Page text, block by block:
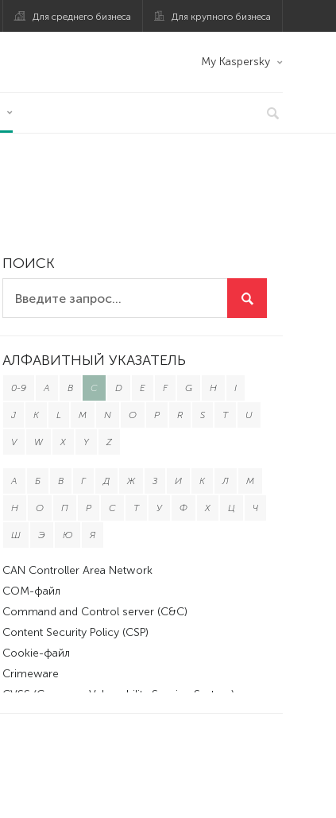
Для среднего бизнеса Для крупного бизнеса
My Kaspersky
ПОИСК
АЛФАВИТНЫЙ УКАЗАТЕЛЬ
0-9 A B C D E F G H I
J K L M N O P R S T U
V W X Y Z
А Б В Г Д Ж З И К Л М
Н О П Р С Т У Ф Х Ц Ч
Ш Э Ю Я
CAN Controller Area Network
COM-файл
Command and Control server (C&C)
Content Security Policy (CSP)
Cookie-файл
Crimeware
CVSS (Common Vulnerability Scoring System)